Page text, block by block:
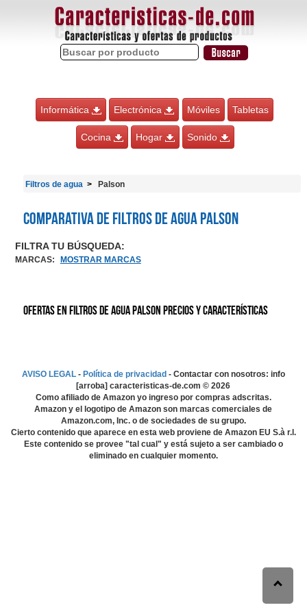
Informática Electrónica Móviles Tabletas
Cocina Hogar Sonido
Filtros de agua Palson
Comparativa de Filtros de agua Palson
FILTRA TU BÚSQUEDA:
MARCAS: MOSTRAR MARCAS
Ofertas en Filtros de agua Palson precios y características
AVISO LEGAL- Política de privacidad - Contactar con nosotros: info
[arroba] caracteristicas-de.com ©2026
Como afiliado de Amazon yo ingreso por compras adscritas.
Amazon y el logotipo de Amazon son marcas comerciales de
Amazon.com, Inc. o de sociedades de su grupo.
Cierto contenido que aparece en esta web proviene de Amazon EU S.à r.l.
Este contenido se provee "tal cual" y está sujeto a ser cambiado o
eliminado en cualquier momento.